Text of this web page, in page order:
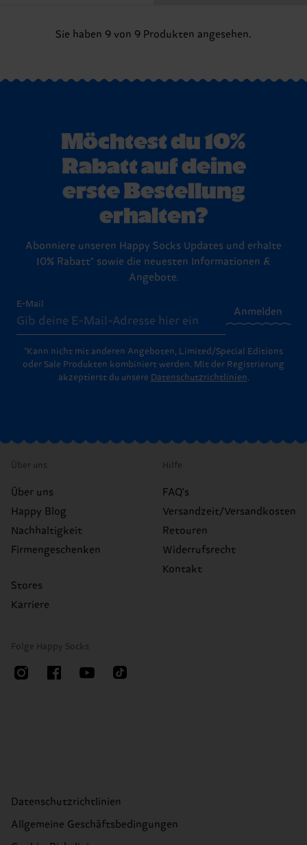
Sie haben 9 von 9 Produkten angesehen.
Möchtest du 10%
Rabatt auf deine
erste Bestellung
erhalten?
Abonniere unseren Happy Socks Updates und erhalte
10% Rabatt* sowie die neuesten Informationen &
Angebote.
E-Mail
Anmelden
*Kann nicht mit anderen Angeboten, Limited/Special Editions
oder Sale Produkten kombiniert werden. Mit der Registrierung
akzeptierst du unsere Datenschutzrichtlinien.
Über uns
Über uns
Happy Blog
Nachhaltigkeit
Firmengeschenken
Stores
Karriere
Hilfe
FAQ's
Versandzeit/Versandkosten
Retouren
Widerrufsrecht
Kontakt
Folge Happy Socks
Datenschutzrichtlinien
Allgemeine Geschäftsbedingungen